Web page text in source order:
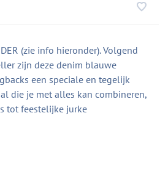
(zie info hieronder). Volgend
zijn deze denim blauwe
een speciale en tegelijk
die je met alles kan combineren,
tot feestelijke jurke